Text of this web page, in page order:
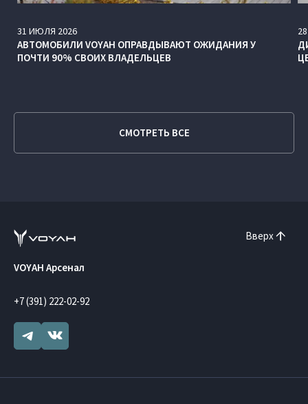
31 ИЮЛЯ 2026
АВТОМОБИЛИ VOYAH ОПРАВДЫВАЮТ ОЖИДАНИЯ У
ПОЧТИ 90% СВОИХ ВЛАДЕЛЬЦЕВ
28
СМОТРЕТЬ ВСЕ
Вверх
VOYAH Арсенал
+7 (391) 222-02-92